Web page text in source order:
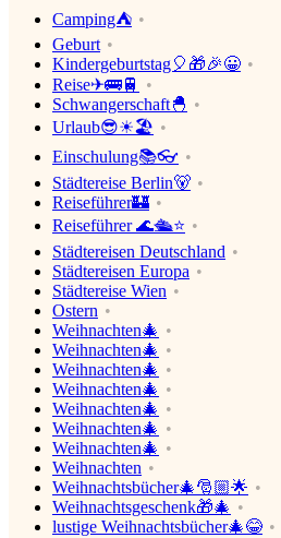
Camping⛺
Geburt
Kindergeburtstag🎈🎁🎉😀
Reise✈🚌🚆
Schwangerschaft🐣
Urlaub😎☀🏖
Einschulung📚👓
Städtereise Berlin🐻
Reiseführer🏰
Reiseführer 🌊🛳⭐
Städtereisen Deutschland
Städtereisen Europa
Städtereise Wien
Ostern
Weihnachten🎄
Weihnachten🎄
Weihnachten🎄
Weihnachten🎄
Weihnachten🎄
Weihnachten🎄
Weihnachten🎄
Weihnachten
Weihnachtsbücher🎄🎅🏼🌟
Weihnachtsgeschenk🎁🎄
lustige Weihnachtsbücher🎄😂